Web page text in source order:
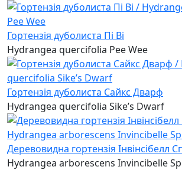
Гортензія дуболиста Пі Ві
Hydrangea quercifolia Pee Wee
Гортензія дуболиста Сайкс Дварф
Hydrangea quercifolia Sike’s Dwarf
Деревовидна гортензія Інвінсібелл
Hydrangea arborescens Invincibelle